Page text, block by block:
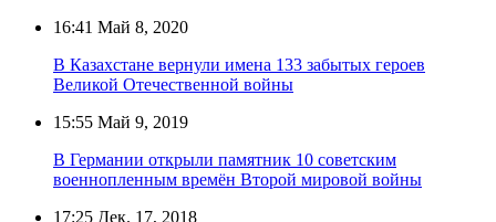
16:41 Май 8, 2020
В Казахстане вернули имена 133 забытых героев
Великой Отечественной войны
15:55 Май 9, 2019
В Германии открыли памятник 10 советским
военнопленным времён Второй мировой войны
17:25 Дек. 17, 2018